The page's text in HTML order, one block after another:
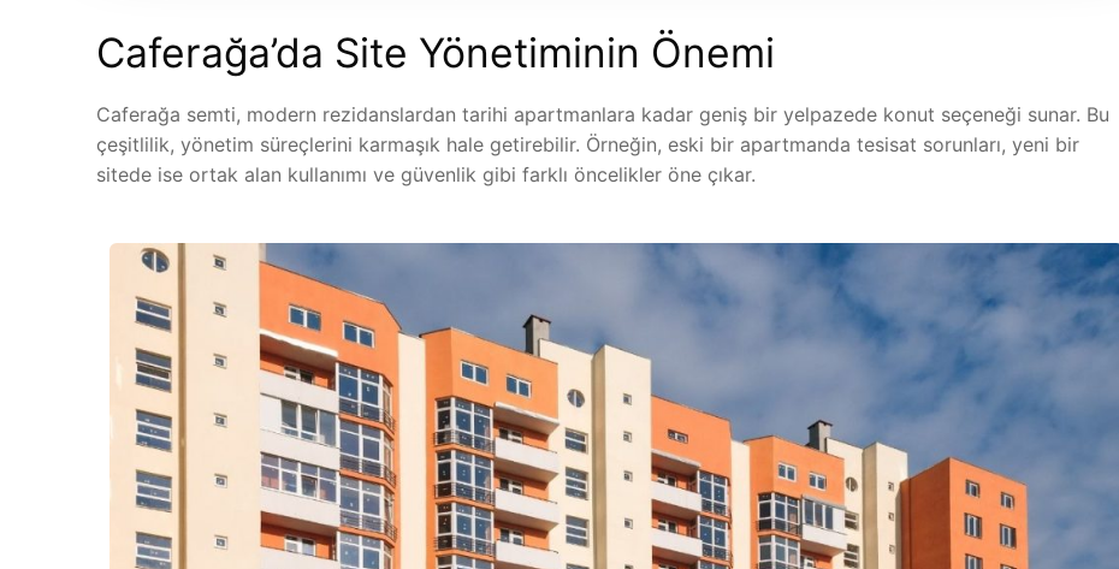
Caferağa’da Site Yönetiminin Önemi
Caferağa semti, modern rezidanslardan tarihi apartmanlara kadar geniş bir yelpazede konut seçeneği sunar. Bu
çeşitlilik, yönetim süreçlerini karmaşık hale getirebilir. Örneğin, eski bir apartmanda tesisat sorunları, yeni bir
sitede ise ortak alan kullanımı ve güvenlik gibi farklı öncelikler öne çıkar.